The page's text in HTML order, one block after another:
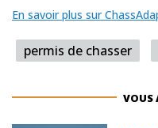
En savoir plus sur
permis de chasser
VOUS